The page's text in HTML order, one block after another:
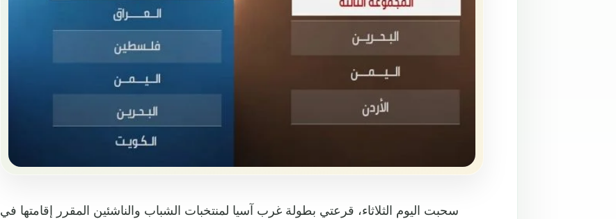
سحبت اليوم الثلاثاء، قرعتي بطولة غرب آسيا لمنتخبات الشباب والناشئين المقرر إقامتها في